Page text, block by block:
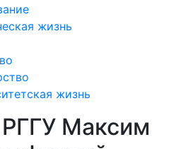
жизнь
жизнь
Максим